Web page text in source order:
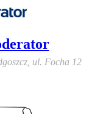
, ul. Focha 12